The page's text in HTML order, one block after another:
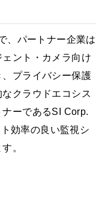
、パートナー企業は
ント・カメラ向け
プライバシー保護
クラウドエコシス
ーであるSI Corp.
効率の良い監視シ
。